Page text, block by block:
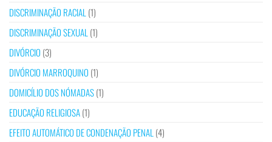
DISCRIMINAÇÃO RACIAL (1)
DISCRIMINAÇÃO SEXUAL (1)
DIVÓRCIO (3)
DIVÓRCIO MARROQUINO (1)
DOMICÍLIO DOS NÓMADAS(1)
EDUCAÇÃO RELIGIOSA(1)
EFEITO AUTOMÁTICO DE CONDENAÇÃO PENAL (4)